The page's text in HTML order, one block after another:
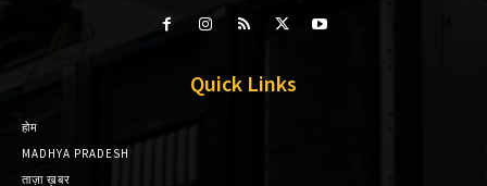
Quick Links
होम
MADHYA PRADESH
ताज़ा ख़बर